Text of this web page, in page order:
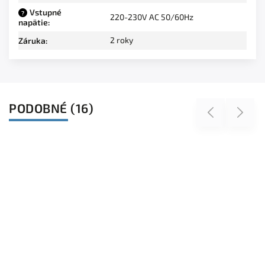
?
Vstupné
napätie:
220-230V AC 50/60Hz
Záruka: 2 roky
PODOBNÉ (16) Previous Next